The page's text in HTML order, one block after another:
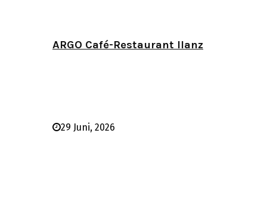
ARGO Café-Restaurant Ilanz
29 Juni, 2026